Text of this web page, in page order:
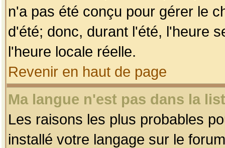
n'a pas été conçu pour gérer le
d'été; donc, durant l'été, l'heure
l'heure locale réelle.
Revenir en haut de page
Ma langue n'est pas dans la
Les raisons les plus probables
installé votre langage sur le